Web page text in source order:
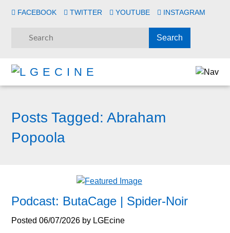
FACEBOOK TWITTER YOUTUBE INSTAGRAM
Posts Tagged: Abraham
Popoola
Podcast: ButaCage | Spider-Noir
Posted06/07/2026 by LGEcine